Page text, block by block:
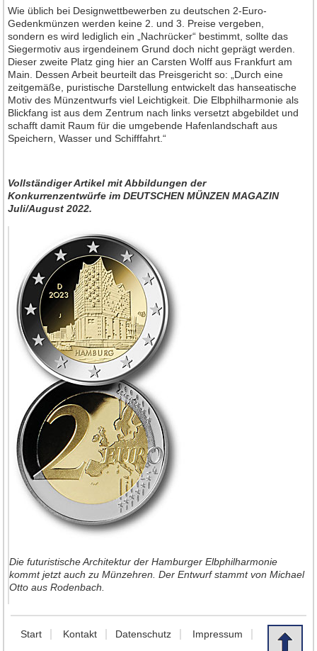
Anzeigen
Wie üblich bei Designwettbewerben zu deutschen 2-Euro-
Gedenkmünzen werden keine 2. und 3. Preise vergeben,
sondern es wird lediglich ein „Nachrücker“ bestimmt, sollte das
Siegermotiv aus irgendeinem Grund doch nicht geprägt werden.
Dieser zweite Platz ging hier an Carsten Wolff aus Frankfurt am
Main. Dessen Arbeit beurteilt das Preisgericht so: „Durch eine
zeitgemäße, puristische Darstellung entwickelt das hanseatische
Motiv des Münzentwurfs viel Leichtigkeit. Die Elbphilharmonie als
Blickfang ist aus dem Zentrum nach links versetzt abgebildet und
schafft damit Raum für die umgebende Hafenlandschaft aus
Speichern, Wasser und Schifffahrt.“
Vollständiger Artikel mit Abbildungen der
Konkurrenzentwürfe im DEUTSCHEN MÜNZEN MAGAZIN
Juli/August 2022.
Die futuristische Architektur der Hamburger Elbphilharmonie
kommt jetzt auch zu Münzehren. Der Entwurf stammt von Michael
Otto aus Rodenbach.
Start Kontakt Datenschutz Impressum